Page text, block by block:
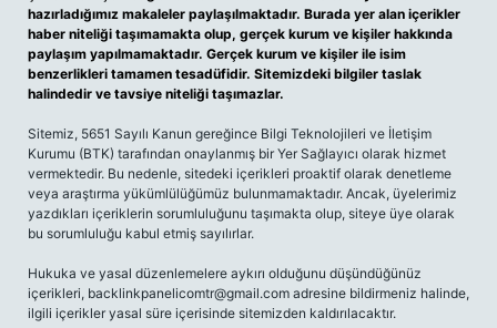
hazırladığımız makaleler paylaşılmaktadır. Burada yer alan içerikler
haber niteliği taşımamakta olup, gerçek kurum ve kişiler hakkında
paylaşım yapılmamaktadır. Gerçek kurum ve kişiler ile isim
benzerlikleri tamamen tesadüfidir. Sitemizdeki bilgiler taslak
halindedir ve tavsiye niteliği taşımazlar.
Sitemiz, 5651 Sayılı Kanun gereğince Bilgi Teknolojileri ve İletişim
Kurumu (BTK) tarafından onaylanmış bir Yer Sağlayıcı olarak hizmet
vermektedir. Bu nedenle, sitedeki içerikleri proaktif olarak denetleme
veya araştırma yükümlülüğümüz bulunmamaktadır. Ancak, üyelerimiz
yazdıkları içeriklerin sorumluluğunu taşımakta olup, siteye üye olarak
bu sorumluluğu kabul etmiş sayılırlar.
Hukuka ve yasal düzenlemelere aykırı olduğunu düşündüğünüz
içerikleri, backlinkpanelicomtr@gmail.com adresine bildirmeniz halinde,
ilgili içerikler yasal süre içerisinde sitemizden kaldırılacaktır.